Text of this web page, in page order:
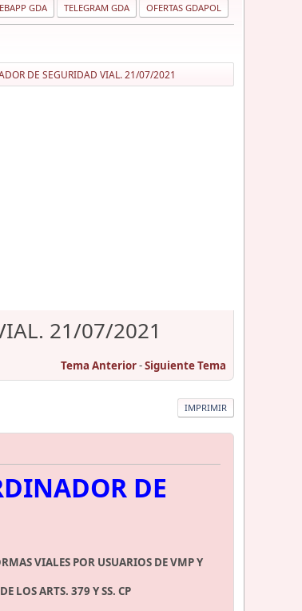
GDA TELEGRAM GDA OFERTAS GDAPOL
DE SEGURIDAD VIAL. 21/07/2021
21/07/2021
Tema Anterior-Siguiente Tema
IMPRIMIR
DE
VIALES POR USUARIOS DE VMP Y
LOS ARTS. 379 Y SS. CP